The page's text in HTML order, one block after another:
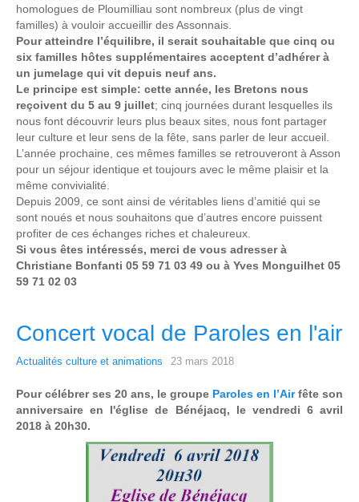
homologues de Ploumilliau sont nombreux (plus de vingt
familles) à vouloir accueillir des Assonnais.
Pour atteindre l’équilibre, il serait souhaitable que cinq ou
six familles hôtes supplémentaires acceptent d’adhérer à
un jumelage qui vit depuis neuf ans.
Le principe est simple: cette année, les Bretons nous
reçoivent du 5 au 9 juillet; cinq journées durant lesquelles ils
nous font découvrir leurs plus beaux sites, nous font partager
leur culture et leur sens de la fête, sans parler de leur accueil.
L’année prochaine, ces mêmes familles se retrouveront à Asson
pour un séjour identique et toujours avec le même plaisir et la
même convivialité.
Depuis 2009, ce sont ainsi de véritables liens d’amitié qui se
sont noués et nous souhaitons que d’autres encore puissent
profiter de ces échanges riches et chaleureux.
Si vous êtes intéressés, merci de vous adresser à
Christiane Bonfanti 05 59 71 03 49 ou à Yves Monguilhet 05
59 71 02 03
Concert vocal de Paroles en l'air
Actualités culture et animations 23 mars 2018
Pour célébrer ses 20 ans, le groupe Paroles en l’Airfête son
anniversaire en l'église de Bénéjacq, le vendredi 6 avril
2018 à 20h30.